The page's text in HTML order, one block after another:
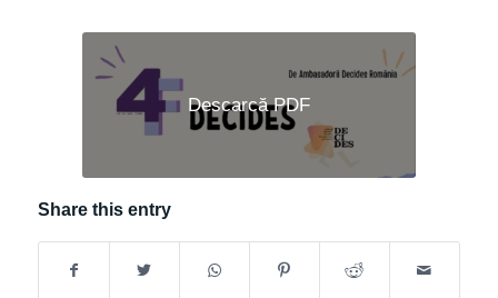
Descarcă PDF
Share this entry